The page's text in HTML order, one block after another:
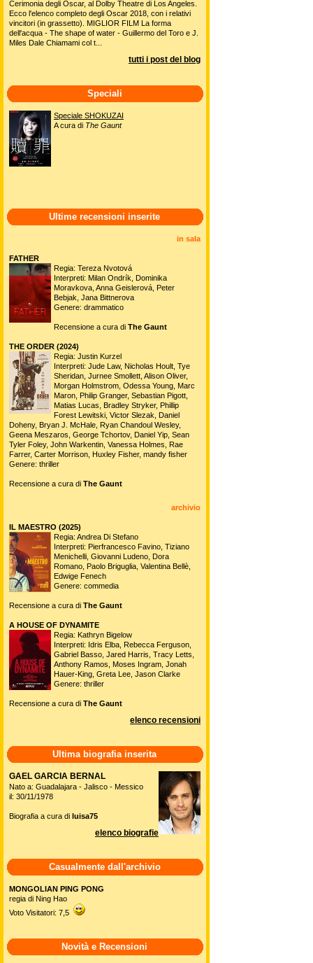
Cerimonia degli Oscar, al Dolby Theatre di Los Angeles.
Ecco l'elenco completo degli Oscar 2018, con i relativi
vincitori (in grassetto). MIGLIOR FILM La forma
dell'acqua - The shape of water - Guillermo del Toro e J.
Miles Dale Chiamami col t...
tutti i post del blog
Speciali
Speciale SHOKUZAI
A cura di The Gaunt
Ultime recensioni inserite
in sala
FATHER
Regia: Tereza Nvotová
Interpreti: Milan Ondrík, Dominika
Moravkova, Anna Geislerová, Peter
Bebjak, Jana Bittnerova
Genere: drammatico
Recensione a cura di The Gaunt
THE ORDER (2024)
Regia: Justin Kurzel
Interpreti: Jude Law, Nicholas Hoult, Tye
Sheridan, Jurnee Smollett, Alison Oliver,
Morgan Holmstrom, Odessa Young, Marc
Maron, Philip Granger, Sebastian Pigott,
Matias Lucas, Bradley Stryker, Phillip
Forest Lewitski, Victor Slezak, Daniel
Doheny, Bryan J. McHale, Ryan Chandoul Wesley,
Geena Meszaros, George Tchortov, Daniel Yip, Sean
Tyler Foley, John Warkentin, Vanessa Holmes, Rae
Farrer, Carter Morrison, Huxley Fisher, mandy fisher
Genere: thriller
Recensione a cura di The Gaunt
archivio
IL MAESTRO (2025)
Regia: Andrea Di Stefano
Interpreti: Pierfrancesco Favino, Tiziano
Menichelli, Giovanni Ludeno, Dora
Romano, Paolo Briguglia, Valentina Bellè,
Edwige Fenech
Genere: commedia
Recensione a cura di The Gaunt
A HOUSE OF DYNAMITE
Regia: Kathryn Bigelow
Interpreti: Idris Elba, Rebecca Ferguson,
Gabriel Basso, Jared Harris, Tracy Letts,
Anthony Ramos, Moses Ingram, Jonah
Hauer-King, Greta Lee, Jason Clarke
Genere: thriller
Recensione a cura di The Gaunt
elenco recensioni
Ultima biografia inserita
GAEL GARCIA BERNAL
Nato a: Guadalajara - Jalisco - Messico
il: 30/11/1978
Biografia a cura di luisa75
elenco biografie
Casualmente dall'archivio
MONGOLIAN PING PONG
regia di Ning Hao
Voto Visitatori: 7,5
Novità e Recensioni